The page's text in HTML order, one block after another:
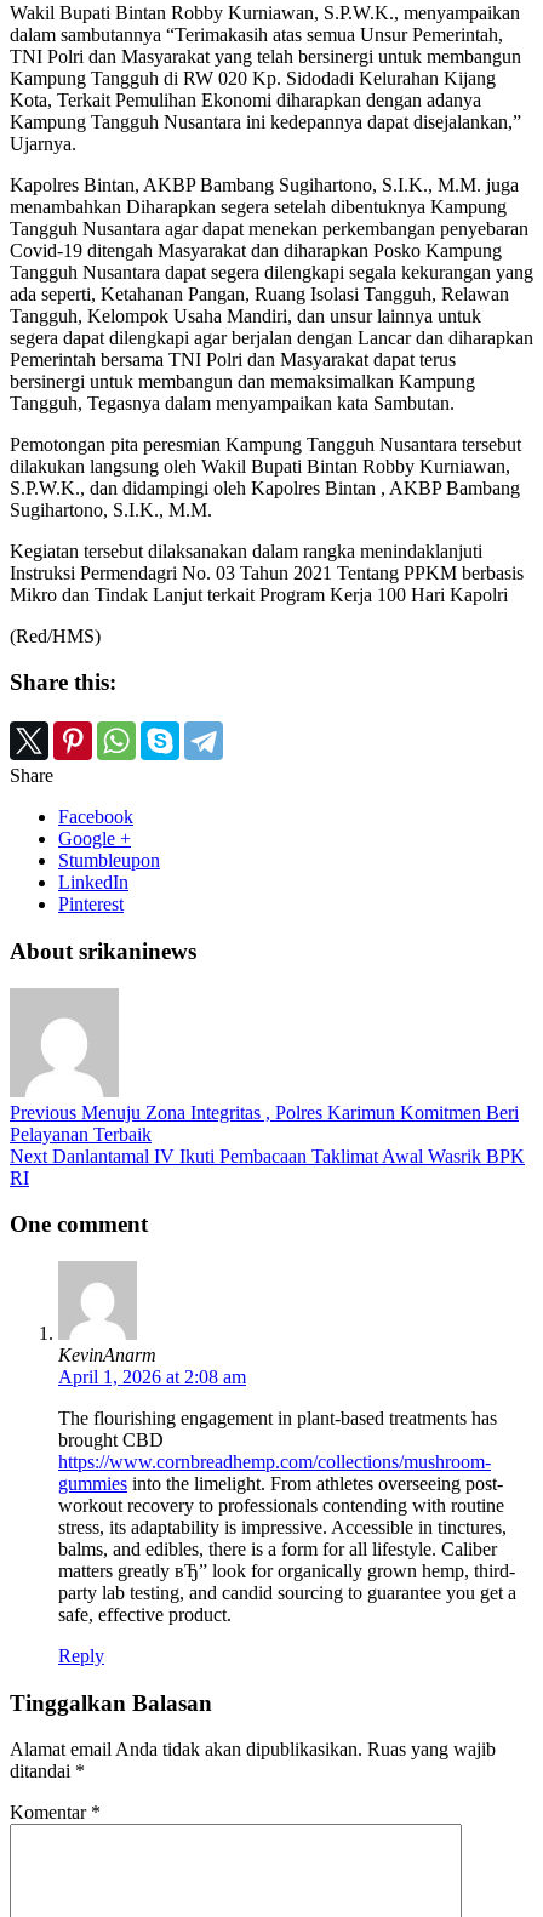
Wakil Bupati Bintan Robby Kurniawan, S.P.W.K., menyampaikan
dalam sambutannya “Terimakasih atas semua Unsur Pemerintah,
TNI Polri dan Masyarakat yang telah bersinergi untuk membangun
Kampung Tangguh di RW 020 Kp. Sidodadi Kelurahan Kijang
Kota, Terkait Pemulihan Ekonomi diharapkan dengan adanya
Kampung Tangguh Nusantara ini kedepannya dapat disejalankan,”
Ujarnya.
Kapolres Bintan, AKBP Bambang Sugihartono, S.I.K., M.M. juga
menambahkan Diharapkan segera setelah dibentuknya Kampung
Tangguh Nusantara agar dapat menekan perkembangan penyebaran
Covid-19 ditengah Masyarakat dan diharapkan Posko Kampung
Tangguh Nusantara dapat segera dilengkapi segala kekurangan yang
ada seperti, Ketahanan Pangan, Ruang Isolasi Tangguh, Relawan
Tangguh, Kelompok Usaha Mandiri, dan unsur lainnya untuk
segera dapat dilengkapi agar berjalan dengan Lancar dan diharapkan
Pemerintah bersama TNI Polri dan Masyarakat dapat terus
bersinergi untuk membangun dan memaksimalkan Kampung
Tangguh, Tegasnya dalam menyampaikan kata Sambutan.
Pemotongan pita peresmian Kampung Tangguh Nusantara tersebut
dilakukan langsung oleh Wakil Bupati Bintan Robby Kurniawan,
S.P.W.K., dan didampingi oleh Kapolres Bintan , AKBP Bambang
Sugihartono, S.I.K., M.M.
Kegiatan tersebut dilaksanakan dalam rangka menindaklanjuti
Instruksi Permendagri No. 03 Tahun 2021 Tentang PPKM berbasis
Mikro dan Tindak Lanjut terkait Program Kerja 100 Hari Kapolri
(Red/HMS)
Share this:
Share
Facebook
Google +
Stumbleupon
LinkedIn
Pinterest
About srikaninews
Previous Menuju Zona Integritas , Polres Karimun Komitmen Beri
Pelayanan Terbaik
Next Danlantamal IV Ikuti Pembacaan Taklimat Awal Wasrik BPK
RI
One comment
KevinAnarm
April 1, 2026 at 2:08 am
The flourishing engagement in plant-based treatments has
brought CBD
https://www.cornbreadhemp.com/collections/mushroom-
gummies into the limelight. From athletes overseeing post-
workout recovery to professionals contending with routine
stress, its adaptability is impressive. Accessible in tinctures,
balms, and edibles, there is a form for all lifestyle. Caliber
matters greatly вЂ” look for organically grown hemp, third-
party lab testing, and candid sourcing to guarantee you get a
safe, effective product.
Reply
Tinggalkan Balasan
Alamat email Anda tidak akan dipublikasikan. Ruas yang wajib
ditandai *
Komentar *